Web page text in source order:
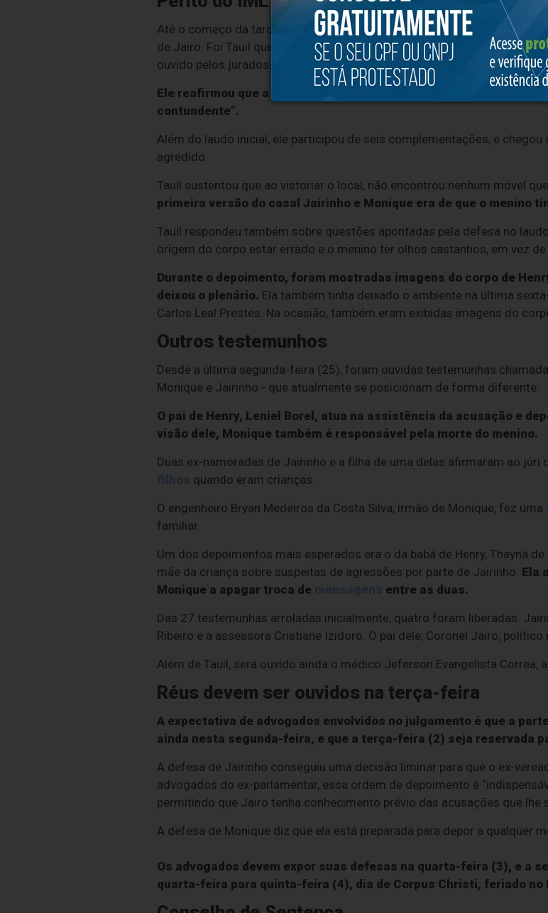
Até o começo da tarde desta segunda-feira, prestava depoimento o
de Jairo. Foi Tauil quem assinou o laudo cadavérico do menino, no
ouvido pelos jurados.
Ele reafirmou que a morte foi causada por “hemorragia interna
contundente”.
Além do laudo inicial, ele participou de seis complementações, e
agredido.
Tauil sustentou que ao vistoriar o local, não encontrou nenhum móvel
primeira versão do casal Jairinho e Monique era de que o menino
Tauil respondeu também sobre questões apontadas pela defesa no
origem do corpo estar errado e o menino ter olhos castanhos, em vez
Durante o depoimento, foram mostradas imagens do corpo de
deixou o plenário. Ela também tinha deixado o ambiente na última
Carlos Leal Prestes. Na ocasião, também eram exibidas imagens do
Outros testemunhos
Desde a última segunda-feira (25), foram ouvidas testemunhas
Monique e Jairinho - que atualmente se posicionam de forma diferente.
O pai de Henry, Leniel Borel, atua na assistência da acusação e
visão dele, Monique também é responsável pela morte do menino.
Duas ex-namoradas de Jairinho e a filha de uma delas afirmaram ao júri
quando eram crianças.
O engenheiro Bryan Medeiros da Costa Silva, irmão de Monique, fez uma
familiar.
Um dos depoimentos mais esperados era o da babá de Henry, Thayná
mãe da criança sobre suspeitas de agressões por parte de Jairinho. Ela
Monique a apagar troca de
entre as duas.
Das 27 testemunhas arroladas inicialmente, quatro foram liberadas.
Ribeiro e a assessora Cristiane Izidoro. O pai dele, Coronel Jairo,
Além de Tauil, será ouvido ainda o médico Jeferson Evangelista Correa,
Réus devem ser ouvidos na terça-feira
A expectativa de advogados envolvidos no julgamento é que a
ainda nesta segunda-feira, e que a terça-feira (2) seja reservada
A defesa de Jairinho conseguiu uma decisão liminar para que o ex-
advogados do ex-parlamentar, essa ordem de depoimento é
permitindo que Jairo tenha conhecimento prévio das acusações que lhe
A defesa de Monique diz que ela está preparada para depor a qualquer
Os advogados devem expor suas defesas na quarta-feira (3), e a
quarta-feira para quinta-feira (4), dia de Corpus Christi, feriado no